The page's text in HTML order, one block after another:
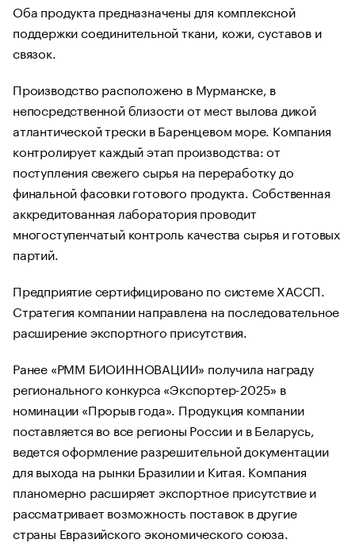
Оба продукта предназначены для комплексной
поддержки соединительной ткани, кожи, суставов и
связок.
Производство расположено в Мурманске, в
непосредственной близости от мест вылова дикой
атлантической трески в Баренцевом море. Компания
контролирует каждый этап производства: от
поступления свежего сырья на переработку до
финальной фасовки готового продукта. Собственная
аккредитованная лаборатория проводит
многоступенчатый контроль качества сырья и готовых
партий.
Предприятие сертифицировано по системе ХАССП.
Стратегия компании направлена на последовательное
расширение экспортного присутствия.
Ранее «РММ БИОИННОВАЦИИ» получила награду
регионального конкурса «Экспортер-2025» в
номинации «Прорыв года». Продукция компании
поставляется во все регионы России и в Беларусь,
ведется оформление разрешительной документации
для выхода на рынки Бразилии и Китая. Компания
планомерно расширяет экспортное присутствие и
рассматривает возможность поставок в другие
страны Евразийского экономического союза.